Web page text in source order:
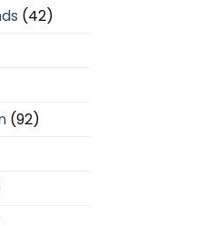
(42)
(92)